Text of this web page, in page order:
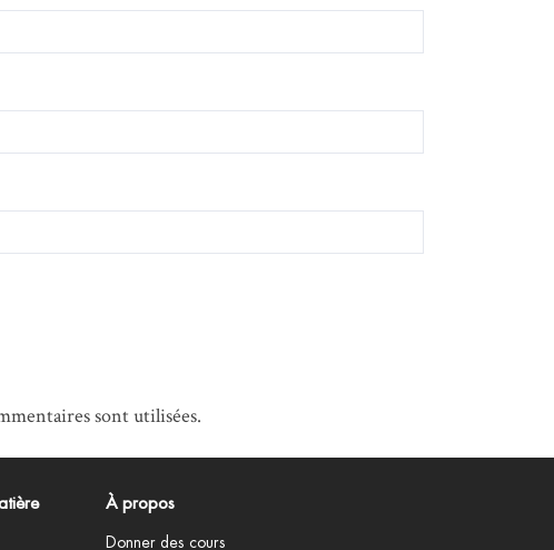
sont utilisées.
À propos
Donner des cours